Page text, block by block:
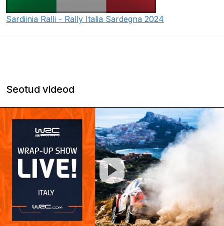
Sardiinia Ralli - Rally Italia Sardegna 2024
Seotud videod